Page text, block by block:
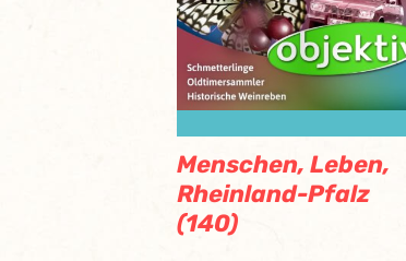
Menschen, Leben,
Rheinland-Pfalz
(140)